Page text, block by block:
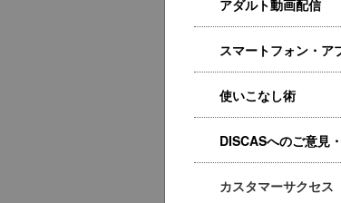
アダルト動画配信
スマートフォン・ア
使いこなし術
DISCASへのご意見
カスタマーサクセス